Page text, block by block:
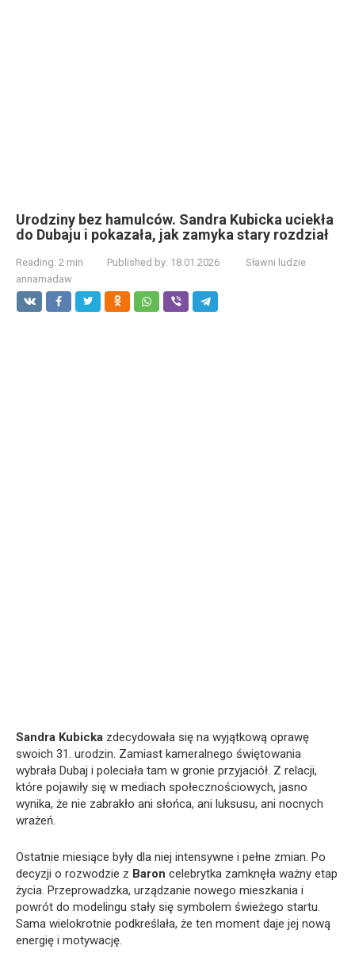
Urodziny bez hamulców. Sandra Kubicka uciekła
do Dubaju i pokazała, jak zamyka stary rozdział
Reading: 2 min Published by: 18.01.2026
Sławni ludzie
annamadaw
Sandra Kubicka zdecydowała się na wyjątkową oprawę
swoich 31. urodzin. Zamiast kameralnego świętowania
wybrała Dubaj i poleciała tam w gronie przyjaciół. Z relacji,
które pojawiły się w mediach społecznościowych, jasno
wynika, że nie zabrakło ani słońca, ani luksusu, ani nocnych
wrażeń.
Ostatnie miesiące były dla niej intensywne i pełne zmian. Po
decyzji o rozwodzie z Baron celebrytka zamknęła ważny etap
życia. Przeprowadzka, urządzanie nowego mieszkania i
powrót do modelingu stały się symbolem świeżego startu.
Sama wielokrotnie podkreślała, że ten moment daje jej nową
energię i motywację.